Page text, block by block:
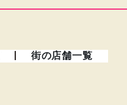
街の店舗一覧